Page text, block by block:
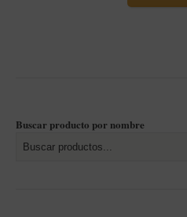
Buscar producto por nombre